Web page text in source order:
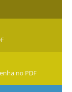
no PDF